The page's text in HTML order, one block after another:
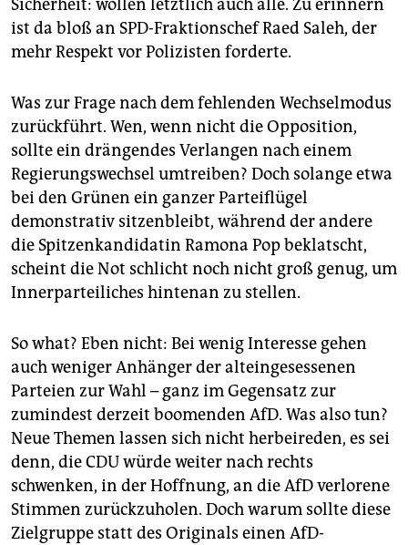
Sicherheit: wollen letztlich auch alle. Zu erinnern
ist da bloß an SPD-Fraktionschef Raed Saleh, der
mehr Respekt vor Polizisten forderte.
Was zur Frage nach dem fehlenden Wechselmodus
zurückführt. Wen, wenn nicht die Opposition,
sollte ein drängendes Verlangen nach einem
Regierungswechsel umtreiben? Doch solange etwa
bei den Grünen ein ganzer Parteiflügel
demonstrativ sitzenbleibt, während der andere
die Spitzenkandidatin Ramona Pop beklatscht,
scheint die Not schlicht noch nicht groß genug, um
Innerparteiliches hintenan zu stellen.
So what? Eben nicht: Bei wenig Interesse gehen
auch weniger Anhänger der alteingesessenen
Parteien zur Wahl – ganz im Gegensatz zur
zumindest derzeit boomenden AfD. Was also tun?
Neue Themen lassen sich nicht herbeireden, es sei
denn, die CDU würde weiter nach rechts
schwenken, in der Hoffnung, an die AfD verlorene
Stimmen zurückzuholen. Doch warum sollte diese
Zielgruppe statt des Originals einen AfD-